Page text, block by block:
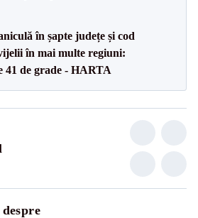
în șapte județe și cod
în mai multe regiuni:
41 de grade - HARTA